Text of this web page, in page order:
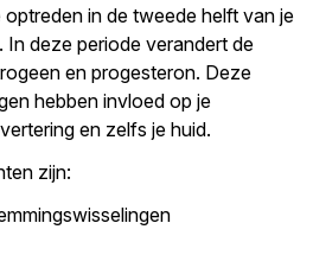
in de tweede helft van je
deze periode verandert de
en progesteron. Deze
hebben invloed op je
en zelfs je huid.
zijn: